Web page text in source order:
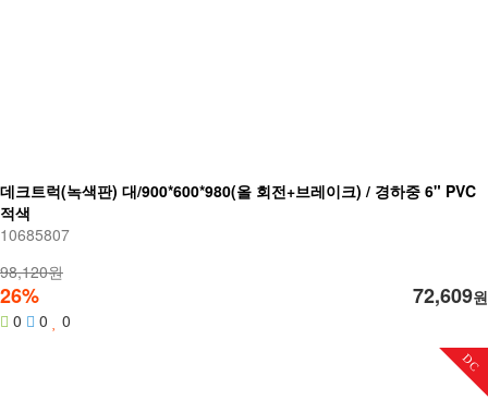
데크트럭(녹색판) 대/900*600*980(올 회전+브레이크) / 경하중 6" PVC
적색
10685807
98,120원
26% 72,609원
0
0 0
DC